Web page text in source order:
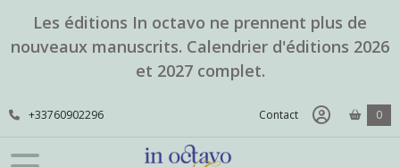
Les éditions In octavo ne prennent plus de
nouveaux manuscrits. Calendrier d'éditions 2026
et 2027 complet.
+33760902296 Contact 0